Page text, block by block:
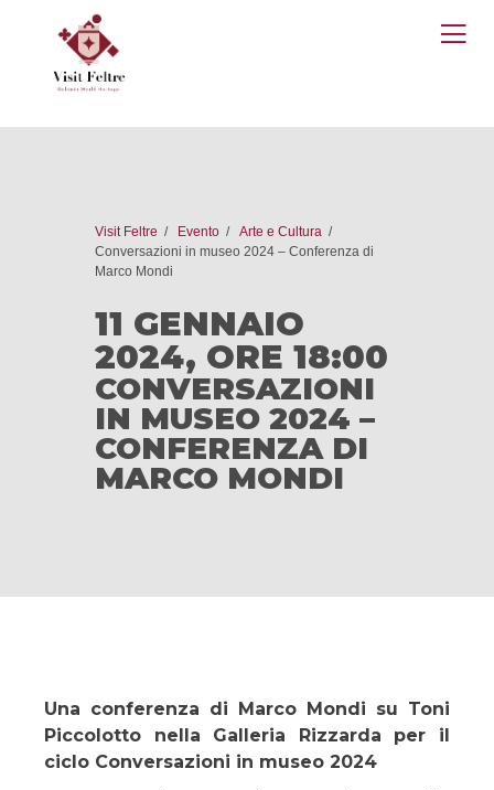
Visit Feltre Evento
Arte e Cultura
Conversazioni in museo 2024 – Conferenza di
Marco Mondi
11 GENNAIO
2024, ORE 18:00
CONVERSAZIONI
IN MUSEO 2024 –
CONFERENZA DI
MARCO MONDI
Una conferenza di Marco Mondi su Toni
Piccolotto nella Galleria Rizzarda per il
ciclo Conversazioni in museo 2024